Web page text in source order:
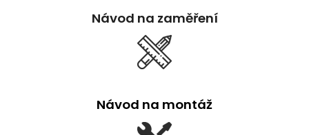
Návod na zaměření
Návod na montáž